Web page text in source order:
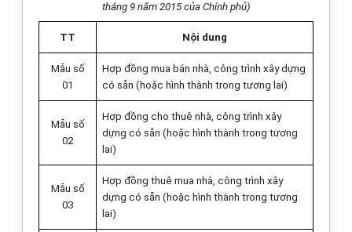
tháng 9 năm 2015 của Chính phủ)
TT Nội dung
Mẫu số
01
Hợp đồng mua bán nhà, công trình xây dựng
có sẵn (hoặc hình thành trong tương lai)
Mẫu số
02
Hợp đồng cho thuê nhà, công trình xây
dựng có sẵn (hoặc hình thành trong tương
lai)
Mẫu số
03
Hợp đồng thuê mua nhà, công trình xây
dựng có sẵn (hoặc hình thành trong tương
lai)